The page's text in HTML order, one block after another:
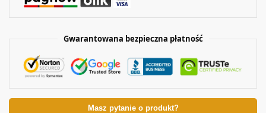
Gwarantowana bezpieczna płatność
Masz pytanie o produkt?